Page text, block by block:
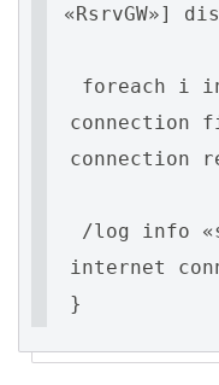
«RsrvGW»]
foreach i
connection
connection
/log info
internet
}